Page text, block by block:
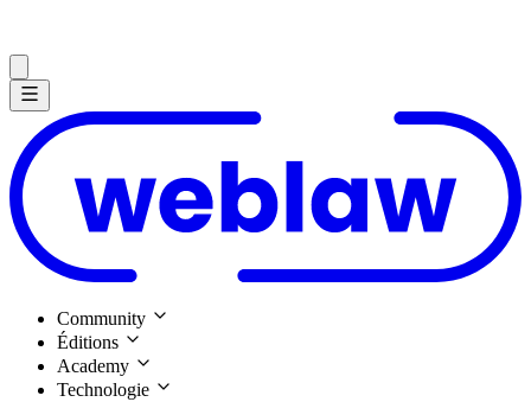
Community
Éditions
Academy
Technologie